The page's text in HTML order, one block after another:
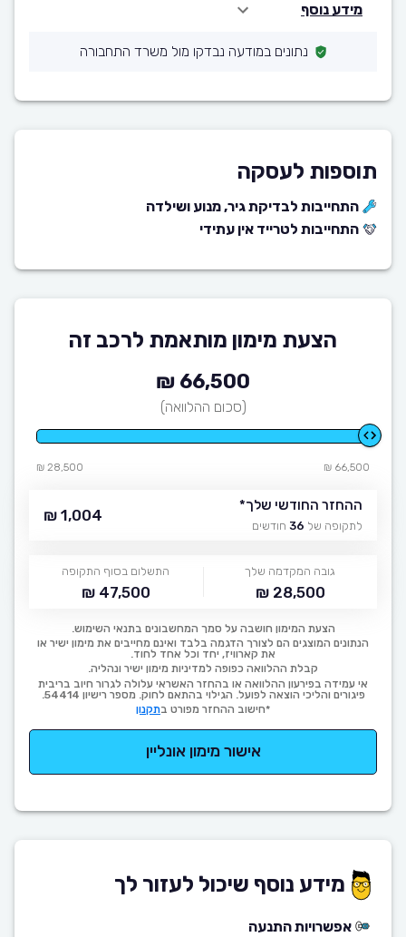
מידע נוסף
נתונים במודעה נבדקו מול משרד התחבורה
תוספות לעסקה
התחייבות לבדיקת גיר, מנוע ושילדה
התחייבות לטרייד אין עתידי
הצעת מימון מותאמת לרכב זה
66,500 ₪
(סכום ההלוואה)
66,500 ₪
28,500 ₪
ההחזר החודשי שלך*
לתקופה של 36 חודשים
1,004 ₪
גובה המקדמה שלך
28,500 ₪
התשלום בסוף התקופה
47,500 ₪
הצעת המימון חושבה על סמך המחשבונים בתנאי השימוש.
הנתונים המוצגים הם לצורך הדגמה בלבד ואינם מחייבים את מימון ישיר או
את קארוויז, יחד וכל אחד לחוד.
קבלת ההלוואה כפופה למדיניות מימון ישיר ונהליה.
אי עמידה בפירעון ההלוואה או בהחזר האשראי עלולה לגרור חיוב בריבית
פיגורים והליכי הוצאה לפועל. הגילוי בהתאם לחוק. מספר רישיון 54414.
*חישוב ההחזר מפורט בתקנון
אישור מימון אונליין
מידע נוסף שיכול לעזור לך
אפשרויות התנעה